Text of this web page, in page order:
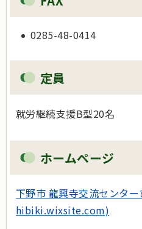
0285-48-0414
定員
就労継続支援B型20名
ホームページ
下野市 龍興寺交流センタ
hibiki.wixsite.com)